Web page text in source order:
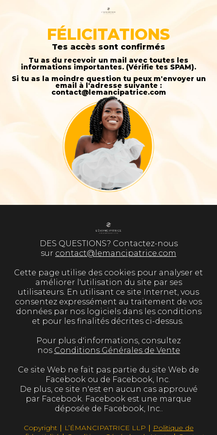
FÉLICITATIONS
Tes accès sont confirmés
Tu as du recevoir un mail avec toutes les
informations importantes. (Vérifie tes SPAM).
Si tu as la moindre question tu peux m'envoyer un
email à l'adresse suivante :
contact@lemancipatrice.com
DES QUESTIONS? Contactez-nous
sur contact@lemancipatrice.com
Cette page utilise des cookies pour analyser et
améliorer l'utilisation du site par ses
utilisateurs. En utilisant ce site Internet, vous
consentez expressément au traitement de vos
données par nos logiciels dans les conditions
et pour les finalités décrites ci-dessus.
Pour plus d'informations, consultez
nos Conditions Générales de Vente
Ce site Web ne fait pas partie du site Web de
Facebook ou de Facebook, Inc.
De plus, ce site n'est en aucun cas approuvé
par Facebook. Facebook est une marque
déposée de Facebook, Inc..
Copyright ∣ L’ÉMANCIPATRICE LLP ∣ Politique de